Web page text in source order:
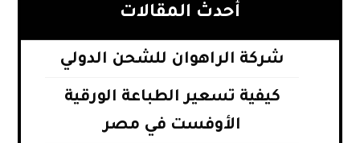
أحدث المقالات
شركة الراهوان للشحن الدولي
كيفية تسعير الطباعة الورقية
الأوفست في مصر